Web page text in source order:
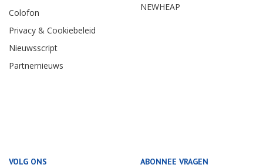
Colofon
Privacy & Cookiebeleid
Nieuwsscript
Partnernieuws
NEWHEAP
VOLG ONS ABONNEE VRAGEN